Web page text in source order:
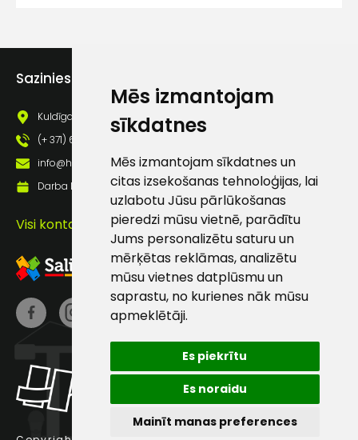
Mēs izmantojam
sīkdatnes
Mēs izmantojam sīkdatnes un
citas izsekošanas tehnoloģijas, lai
uzlabotu Jūsu pārlūkošanas
pieredzi mūsu vietnē, parādītu
Jums personalizētu saturu un
mērķētas reklāmas, analizētu
mūsu vietnes datplūsmu un
saprastu, no kurienes nāk mūsu
apmeklētāji.
Es piekrītu
Es noraidu
Mainīt manas preferences
Sazinies ar mums
Kuldīgas iela 69a, Saldus, Saldus nov., LV - 3801
(+ 371) 63 881 186
info@hards.lv
Darba laiks: Darbadienās: 8:00 - 17:00
Visi kontakti
pastā
Klientu
atbalsts
Darbdienās:
8:00 – 17:00
186
info@hards.lv